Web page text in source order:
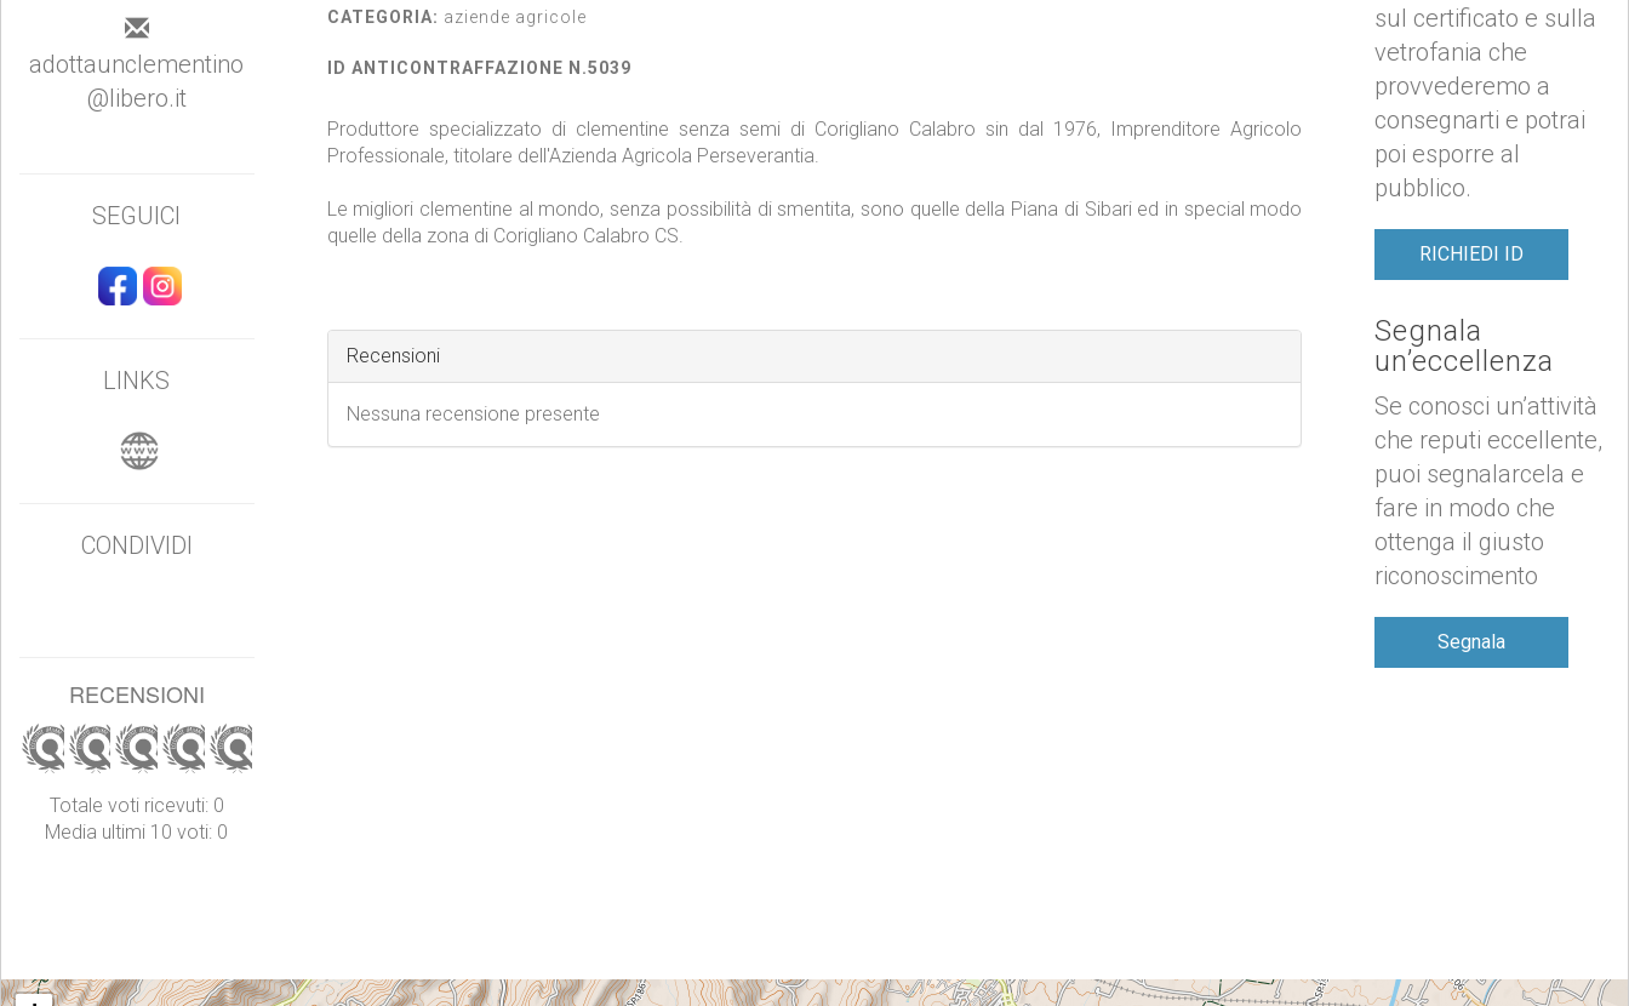
CATEGORIA: aziende agricole
ID ANTICONTRAFFAZIONE N.5039
Produttore specializzato di clementine senza semi di Corigliano Calabro sin dal 1976, Imprenditore Agricolo
Professionale, titolare dell'Azienda Agricola Perseverantia.
Le migliori clementine al mondo, senza possibilità di smentita, sono quelle della Piana di Sibari ed in special modo
quelle della zona di Corigliano Calabro CS.
Recensioni
Nessuna recensione presente
adottaunclementino
@libero.it
SEGUICI
LINKS
CONDIVIDI
RECENSIONI
Totale voti ricevuti: 0
Media ultimi 10 voti: 0
sul certificato e sulla
vetrofania che
provvederemo a
consegnarti e potrai
poi esporre al
pubblico.
RICHIEDI ID
Segnala
un’eccellenza
Se conosci un’attività
che reputi eccellente,
puoi segnalarcela e
fare in modo che
ottenga il giusto
riconoscimento
Segnala